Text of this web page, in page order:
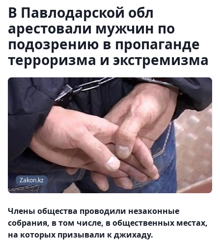
В Павлодарской обл
арестовали мужчин по
подозрению в пропаганде
терроризма и экстремизма
Zakon.kz
Члены общества проводили незаконные
собрания, в том числе, в общественных местах,
на которых призывали к джихаду.